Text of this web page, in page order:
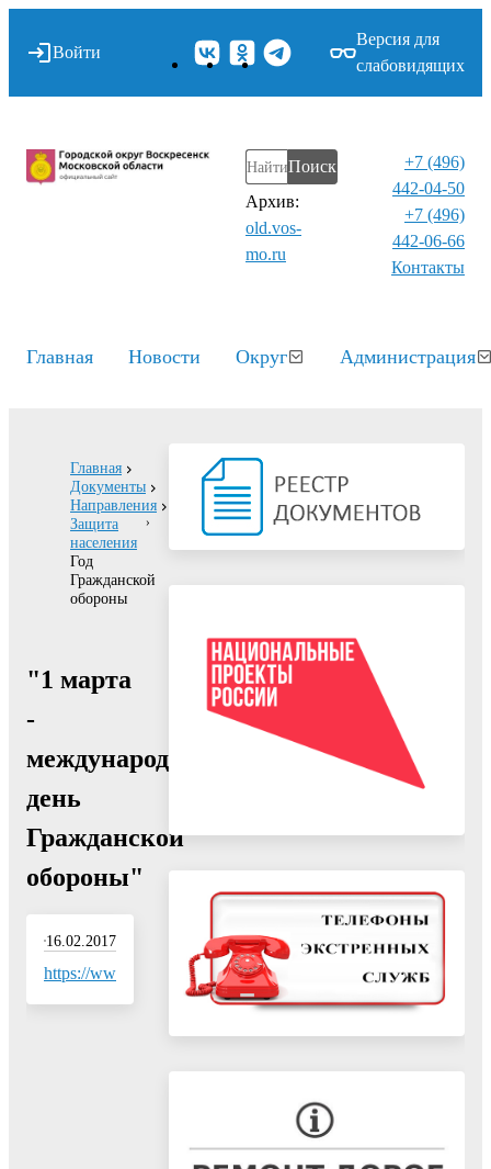
Войти
Версия для
слабовидящих
Поиск
Архив:
old.vos-
mo.ru
+7 (496)
442-04-50
+7 (496)
442-06-66
Контакты⁠
Главная Новости Округ Администрация
Главная
Документы
Направления
Защита
населения
Год
Гражданской
обороны
"1 марта
-
международный
день
Гражданской
обороны"
16.02.2017
https://www.youtube.com/embed/_7lLF258nfE